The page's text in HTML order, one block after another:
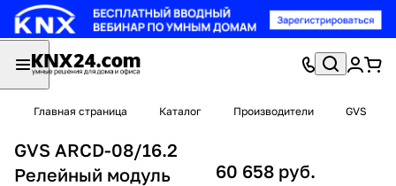
Главная страница Каталог Производители GVS
GVS ARCD-08/16.2
Релейный модуль
60 658 руб.